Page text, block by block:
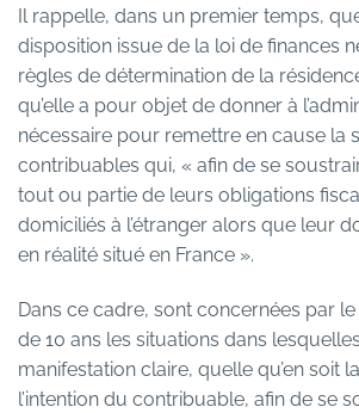
Il rappelle, dans un premier temps,
disposition issue de la loi de finances
règles de détermination de la
qu’elle a pour objet de donner à
nécessaire pour remettre en cause la
contribuables qui, « afin de se
tout ou partie de leurs obligations
domiciliés à l’étranger alors que leur
en réalité situé en France ».
Dans ce cadre, sont concernées par
de 10 ans les situations dans
manifestation claire, quelle qu’en soit
l’intention du contribuable, afin de se